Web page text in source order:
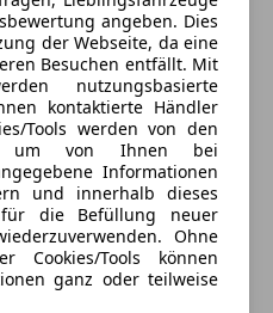
angeben. Dies
der Webseite, da eine
Besuchen entfällt. Mit
nutzungsbasierte
kontaktierte Händler
Tools werden von den
um von Ihnen bei
Informationen
und innerhalb dieses
für die Befüllung neuer
Ohne
Cookies/Tools können
ganz oder teilweise